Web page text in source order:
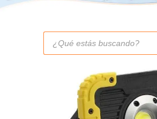
Búsqueda
productos